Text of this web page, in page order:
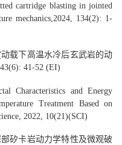
cartridge blasting in jointed
mechanics,2024, 134(2): 1-
载下高温水冷后玄武岩的动
41-52 (EI)
Characteristics and Energy
Treatment Based on
2022, 10(21)(SCI)
矽卡岩动力学特性及微观破